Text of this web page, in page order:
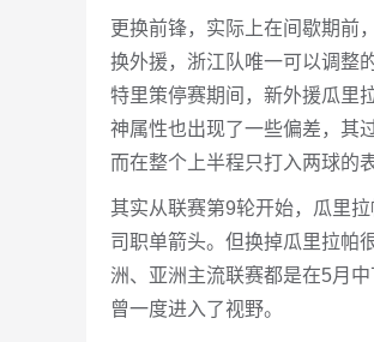
更换前锋，实际上在间歇期前
换外援，浙江队唯一可以调整
特里策停赛期间，新外援瓜里
神属性也出现了一些偏差，其
而在整个上半程只打入两球的
其实从联赛第9轮开始，瓜里
司职单箭头。但换掉瓜里拉帕
洲、亚洲主流联赛都是在5月
曾一度进入了视野。